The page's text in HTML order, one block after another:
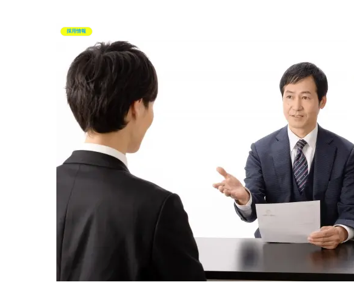
採用情報